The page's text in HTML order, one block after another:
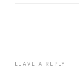
LEAVE A REPLY